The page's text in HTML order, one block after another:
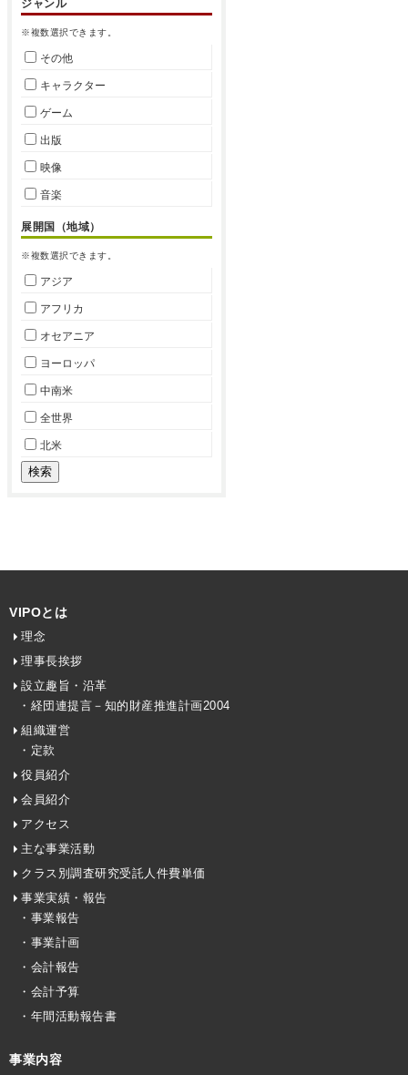
ジャンル
※複数選択できます。
その他
キャラクター
ゲーム
出版
映像
音楽
展開国（地域）
※複数選択できます。
アジア
アフリカ
オセアニア
ヨーロッパ
中南米
全世界
北米
VIPOとは
理念
理事長挨拶
設立趣旨・沿革
・経団連提言－知的財産推進計画2004
組織運営
・定款
役員紹介
会員紹介
アクセス
主な事業活動
クラス別調査研究受託人件費単価
事業実績・報告
・事業報告
・事業計画
・会計報告
・会計予算
・年間活動報告書
事業内容